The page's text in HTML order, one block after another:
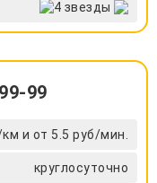
99
и от 5.5 руб/мин.
круглосуточно